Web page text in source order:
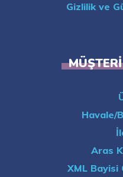
Gizlilik ve
Havale/
Aras
XML Bayisi